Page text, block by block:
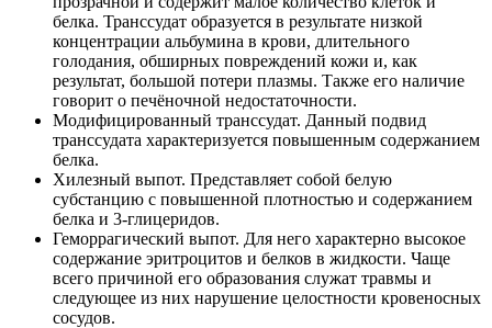
белка. Транссудат образуется в результате низкой
концентрации альбумина в крови, длительного
голодания, обширных повреждений кожи и, как
результат, большой потери плазмы. Также его наличие
говорит о печёночной недостаточности.
Модифицированный транссудат. Данный подвид
транссудата характеризуется повышенным содержанием
белка.
Хилезный выпот. Представляет собой белую
субстанцию с повышенной плотностью и содержанием
белка и 3-глицеридов.
Геморрагический выпот. Для него характерно высокое
содержание эритроцитов и белков в жидкости. Чаще
всего причиной его образования служат травмы и
следующее из них нарушение целостности кровеносных
сосудов.